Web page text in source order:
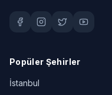
Popüler Şehirler
İstanbul